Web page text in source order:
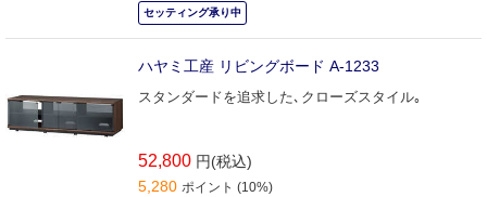
セッティング承り中
ハヤミ工産 リビングボード A-1233
スタンダードを追求した､クローズスタイル｡
52,800 円(税込)
5,280 ポイント (10%)